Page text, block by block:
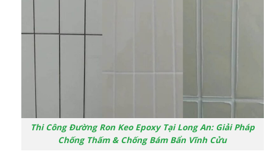
Thi Công Đường Ron Keo Epoxy Tại Long An: Giải Pháp
Chống Thấm & Chống Bám Bẩn Vĩnh Cửu